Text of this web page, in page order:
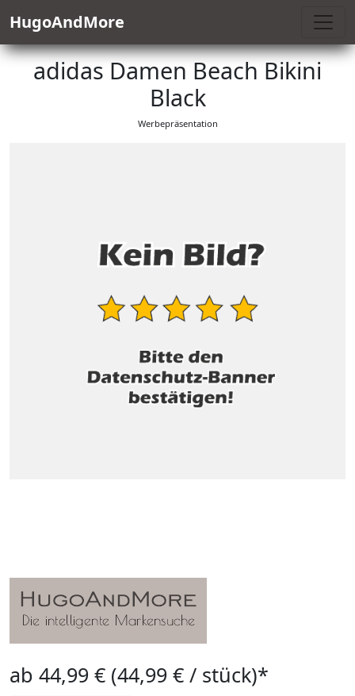
HugoAndMore
adidas Damen Beach Bikini
Black
Werbepräsentation
ab 44,99 € (44,99 € / stück)*